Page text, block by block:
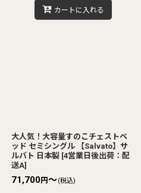
カートに入れる
大人気！大容量すのこチェストベ
ッド セミシングル 【Salvato】サ
ルバト 日本製 [4営業日後出荷：配
送A]
71,700円～(税込)